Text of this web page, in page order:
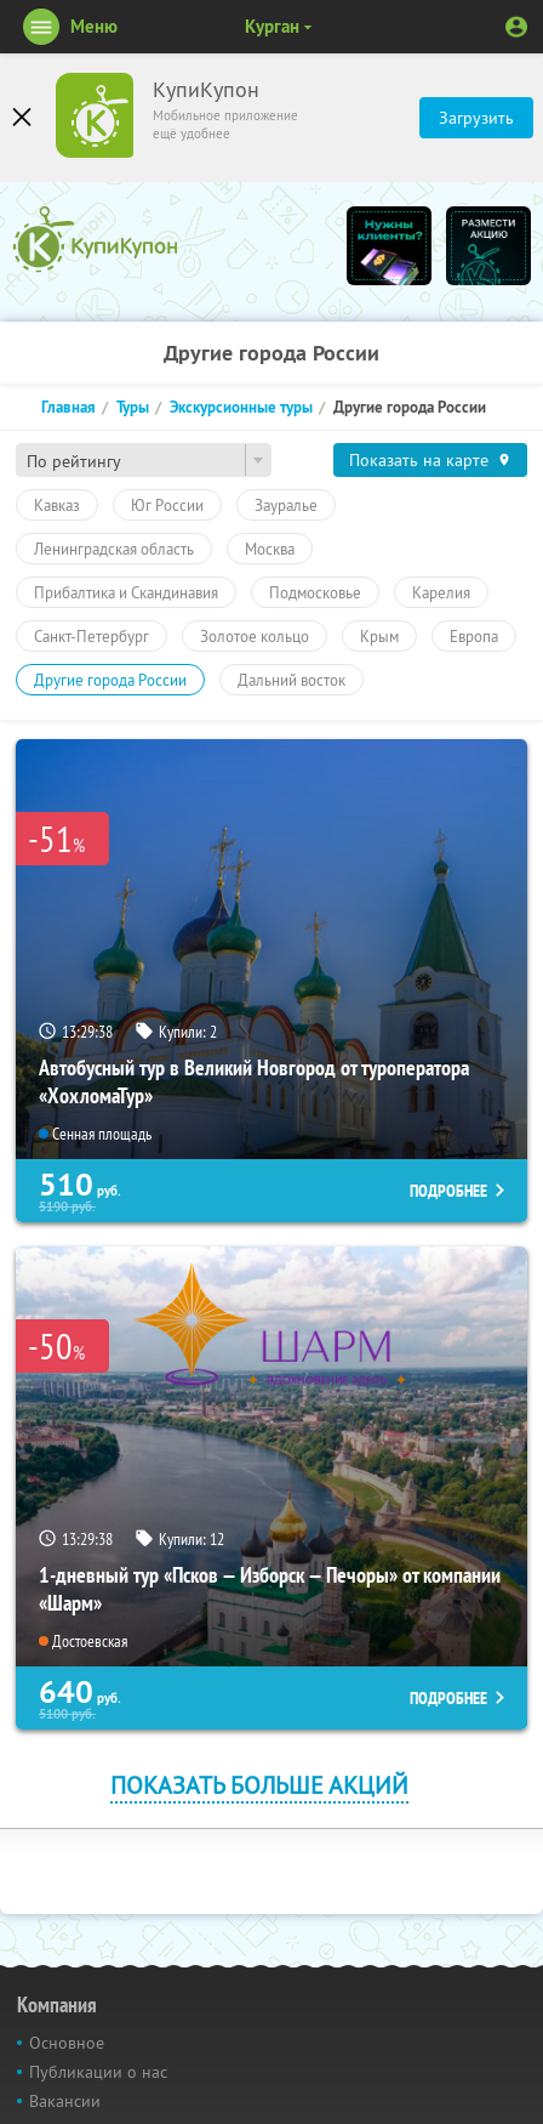
КупиКупон
Мобильное приложение
ещё удобнее
Загрузить
Меню Курган
Другие города России
По рейтингу
Главная Туры Экскурсионные туры Другие города России
Показать на карте
Кавказ Юг России Зауралье
Ленинградская область Москва
Прибалтика и Скандинавия Подмосковье Карелия
Санкт-Петербург Золотое кольцо Крым Европа
Другие города России Дальний восток
-51%
13:29:38 Купили: 2
Автобусный тур в Великий Новгород от туроператора
«ХохломаТур»
Сенная площадь
510 руб.
5190руб.
ПОДРОБНЕЕ
-50%
13:29:38 Купили: 12
1-дневный тур «Псков — Изборск — Печоры» от компании
«Шарм»
Достоевская
640 руб.
5100руб.
ПОДРОБНЕЕ
ПОКАЗАТЬ БОЛЬШЕ АКЦИЙ
Компания
Основное
Публикации о нас
Вакансии